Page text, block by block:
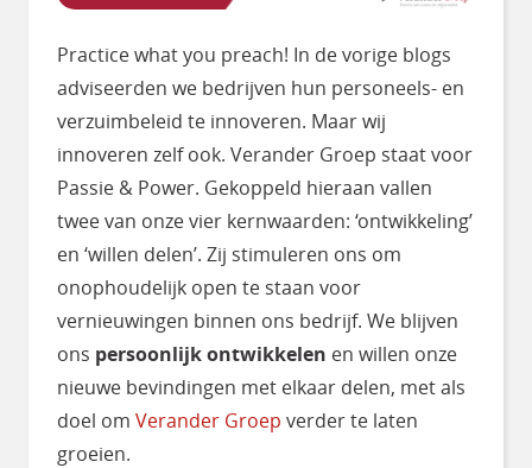
Practice what you preach! In de vorige blogs
adviseerden we bedrijven hun personeels- en
verzuimbeleid te innoveren. Maar wij
innoveren zelf ook. Verander Groep staat voor
Passie & Power. Gekoppeld hieraan vallen
twee van onze vier kernwaarden: ‘ontwikkeling’
en ‘willen delen’. Zij stimuleren ons om
onophoudelijk open te staan voor
vernieuwingen binnen ons bedrijf. We blijven
ons persoonlijk ontwikkelen en willen onze
nieuwe bevindingen met elkaar delen, met als
doel om Verander Groep verder te laten
groeien.